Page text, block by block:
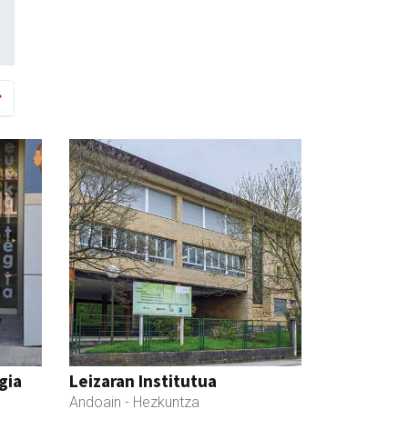
Leizaran Institutua
Andoain - Hezkuntza